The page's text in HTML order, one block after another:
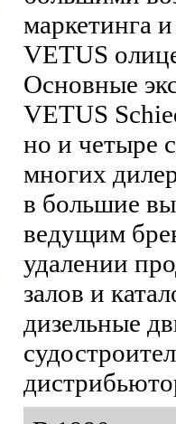
маркетинга
VETUS
Основные
VETUS
но и четыре
многих
в большие
ведущим
удалении
залов и
дизельные